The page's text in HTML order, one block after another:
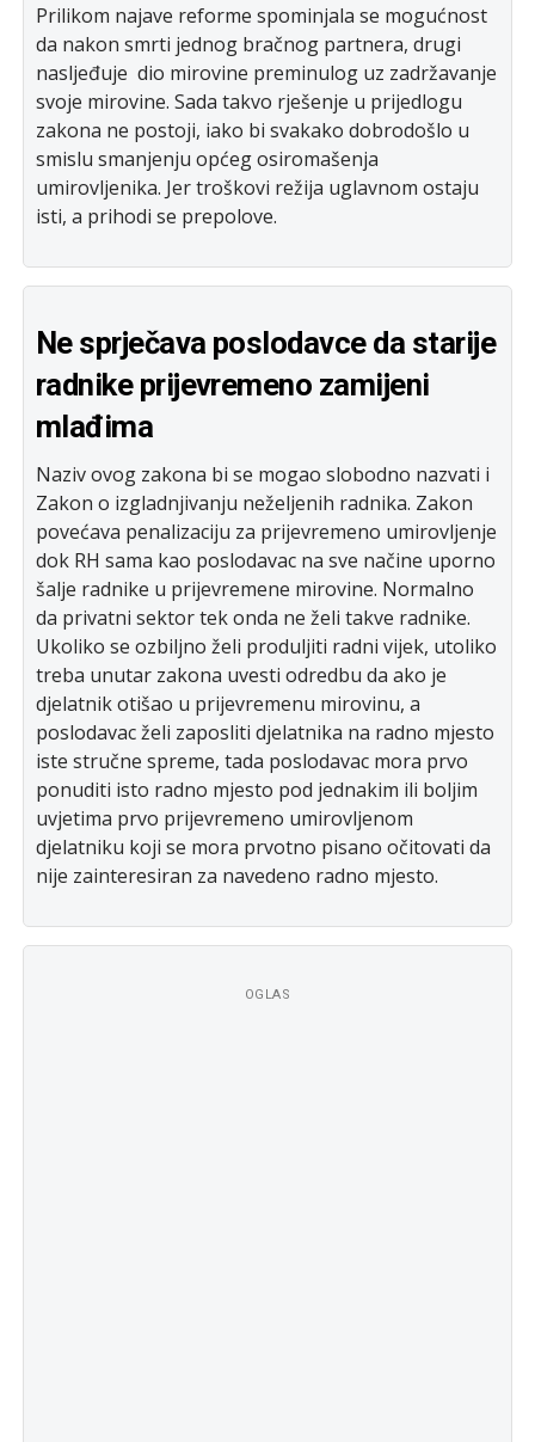
Prilikom najave reforme spominjala se mogućnost
da nakon smrti jednog bračnog partnera, drugi
nasljeđuje dio mirovine preminulog uz zadržavanje
svoje mirovine. Sada takvo rješenje u prijedlogu
zakona ne postoji, iako bi svakako dobrodošlo u
smislu smanjenju općeg osiromašenja
umirovljenika. Jer troškovi režija uglavnom ostaju
isti, a prihodi se prepolove.
Ne sprječava poslodavce da starije
radnike prijevremeno zamijeni
mlađima
Naziv ovog zakona bi se mogao slobodno nazvati i
Zakon o izgladnjivanju neželjenih radnika. Zakon
povećava penalizaciju za prijevremeno umirovljenje
dok RH sama kao poslodavac na sve načine uporno
šalje radnike u prijevremene mirovine. Normalno
da privatni sektor tek onda ne želi takve radnike.
Ukoliko se ozbiljno želi produljiti radni vijek, utoliko
treba unutar zakona uvesti odredbu da ako je
djelatnik otišao u prijevremenu mirovinu, a
poslodavac želi zaposliti djelatnika na radno mjesto
iste stručne spreme, tada poslodavac mora prvo
ponuditi isto radno mjesto pod jednakim ili boljim
uvjetima prvo prijevremeno umirovljenom
djelatniku koji se mora prvotno pisano očitovati da
nije zainteresiran za navedeno radno mjesto.
OGLAS